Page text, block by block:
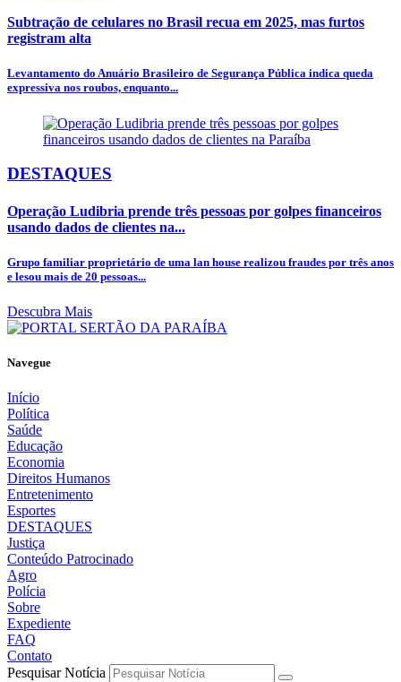
Subtração de celulares no Brasil recua em 2025, mas furtos
registram alta
Levantamento do Anuário Brasileiro de Segurança Pública indica queda
expressiva nos roubos, enquanto...
DESTAQUES
Operação Ludibria prende três pessoas por golpes financeiros
usando dados de clientes na...
Grupo familiar proprietário de uma lan house realizou fraudes por três anos
e lesou mais de 20 pessoas...
Descubra Mais
Navegue
Início
Política
Saúde
Educação
Economia
Direitos Humanos
Entretenimento
Esportes
DESTAQUES
Justiça
Conteúdo Patrocinado
Agro
Polícia
Sobre
Expediente
FAQ
Contato
Pesquisar Notícia